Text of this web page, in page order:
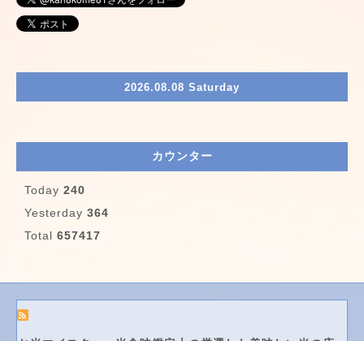
2026.08.08 Saturday
カウンター
Today 240
Yesterday 364
Total 657417